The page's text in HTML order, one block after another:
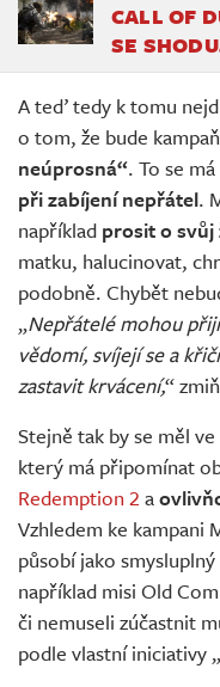
CALL OF
SE
A teď tedy k tomu
o tom, že bude
neúprosná“. To se
při zabíjení nepřátel.
například prosit o
matku, halucinovat,
podobně. Chybět
„Nepřátelé mohou
vědomí, svíjejí se a
zastavit krvácení,“
Stejně tak by se měl
který má připomínat
Redemption 2 a
Vzhledem ke kampani
působí jako
například misi Old
či nemuseli zúčastnit
podle vlastní iniciativy